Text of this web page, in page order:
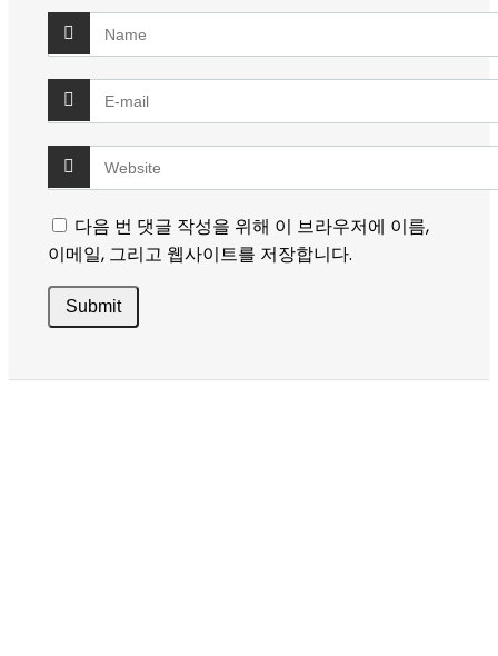
다음 번 댓글 작성을 위해 이 브라우저에 이름,
이메일, 그리고 웹사이트를 저장합니다.